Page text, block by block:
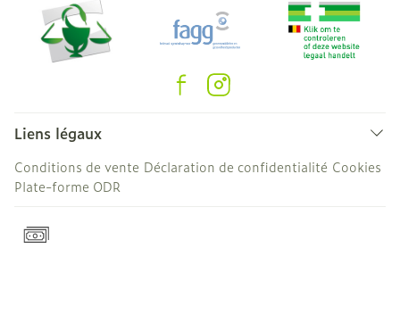
Liens légaux
Conditions de vente Déclaration de confidentialité Cookies
Plate-forme ODR